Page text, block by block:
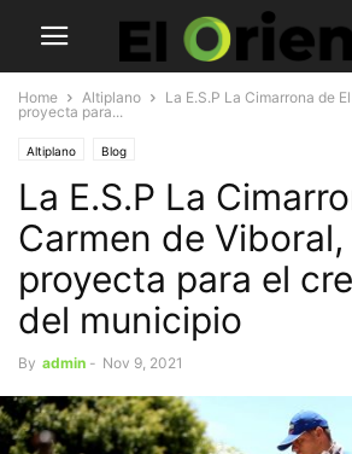
Home Altiplano
La E.S.P La Cimarrona de
proyecta para...
Altiplano Blog
La E.S.P La
Carmen de Viboral,
proyecta para el
del municipio
By admin - Nov 9, 2021